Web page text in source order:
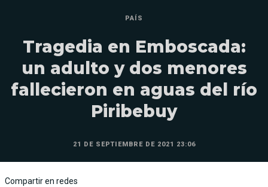
PAÍS
Tragedia en Emboscada:
un adulto y dos menores
fallecieron en aguas del río
Piribebuy
21 DE SEPTIEMBRE DE 2021 23:06
Compartir en redes